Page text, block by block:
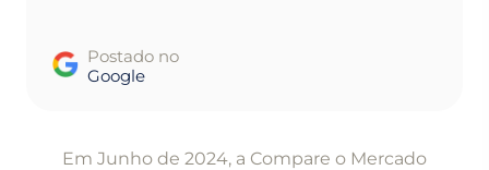
Postado no
Google
Em Junho de 2024, a Compare o Mercado